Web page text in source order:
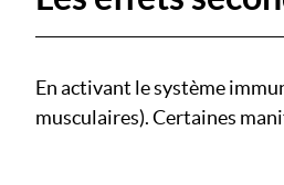
En activant le système
musculaires). Certaines